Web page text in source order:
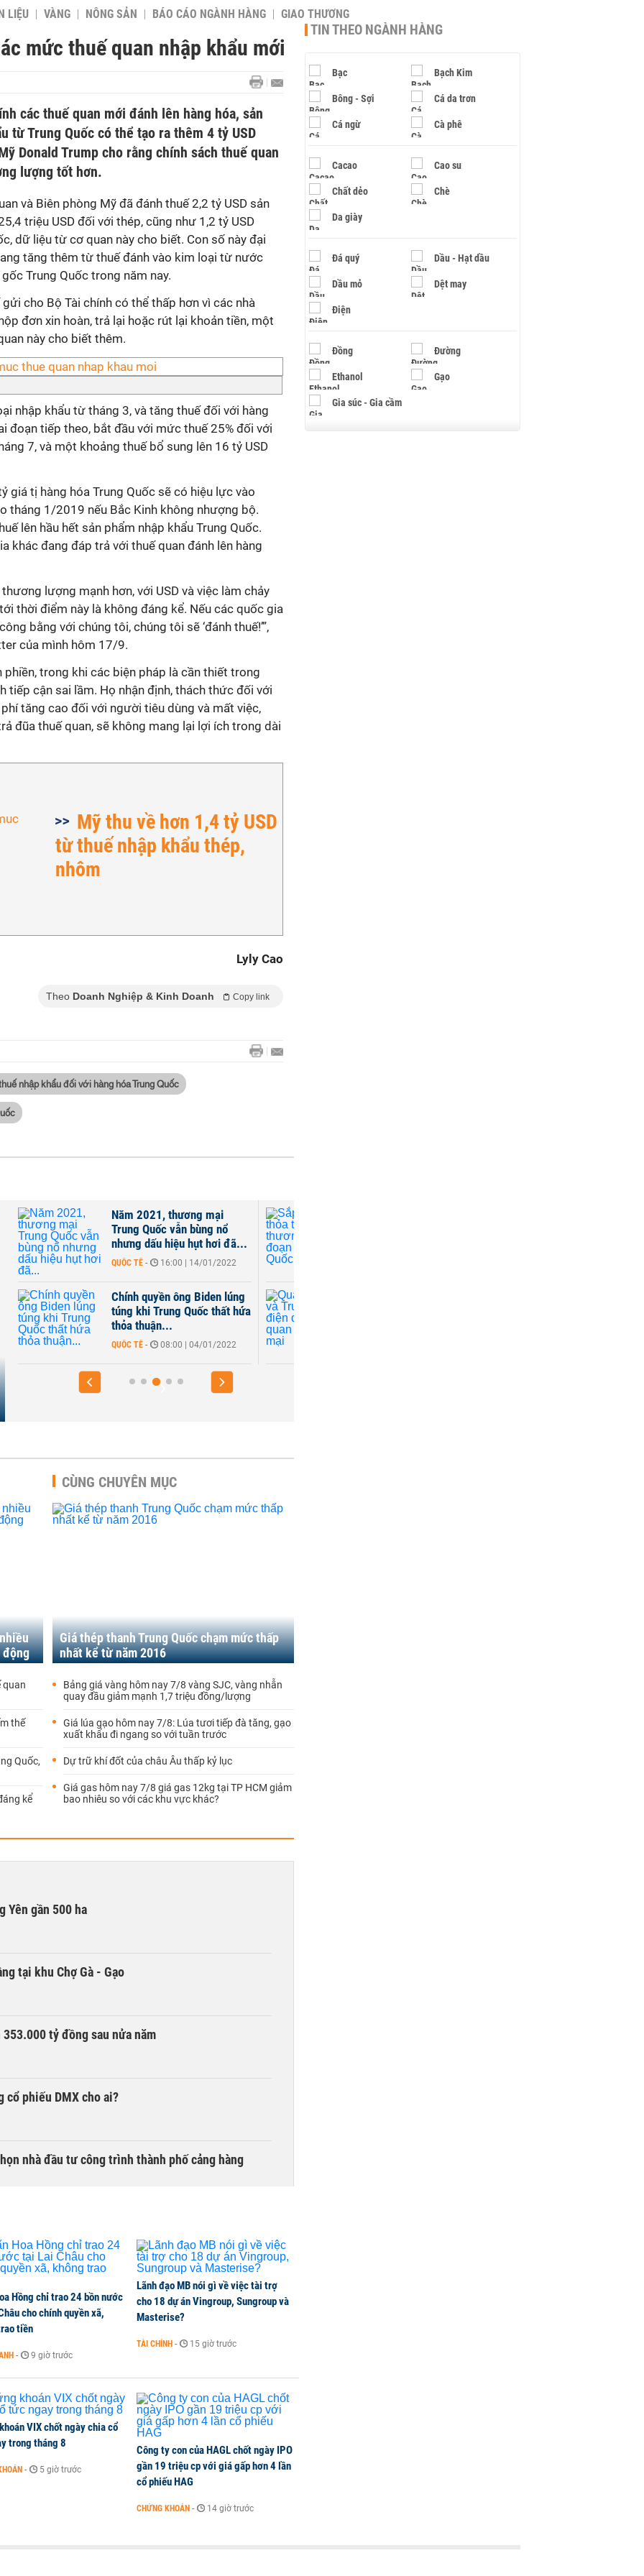
LIỆU VÀNG NÔNG SẢN BÁO CÁO NGÀNH HÀNG GIAO THƯƠNG
mức thuế quan nhập khẩu mới
các thuế quan mới đánh lên hàng hóa, sản
từ Trung Quốc có thể tạo ra thêm 4 tỷ USD
Donald Trump cho rằng chính sách thuế quan
lượng tốt hơn.
và Biên phòng Mỹ đã đánh thuế 2,2 tỷ USD sản
triệu USD đối với thép, cũng như 1,2 tỷ USD
dữ liệu từ cơ quan này cho biết. Con số này đại
tăng thêm từ thuế đánh vào kim loại từ nước
Trung Quốc trong năm nay.
cho Bộ Tài chính có thể thấp hơn vì các nhà
đơn xin hoàn, trả lại hoặc rút lại khoản tiền, một
này cho biết thêm.
nhập khẩu từ tháng 3, và tăng thuế đối với hàng
đoạn tiếp theo, bắt đầu với mức thuế 25% đối với
7, và một khoảng thuế bổ sung lên 16 tỷ USD
giá tị hàng hóa Trung Quốc sẽ có hiệu lực vào
tháng 1/2019 nếu Bắc Kinh không nhượng bộ.
lên hầu hết sản phẩm nhập khẩu Trung Quốc.
khác đang đáp trả với thuế quan đánh lên hàng
lượng mạnh hơn, với USD và việc làm chảy
thời điểm này là không đáng kể. Nếu các quốc gia
bằng với chúng tôi, chúng tôi sẽ ‘đánh thuế!’”,
của mình hôm 17/9.
phiền, trong khi các biện pháp là cần thiết trong
tiếp cận sai lầm. Họ nhận định, thách thức đối với
tăng cao đối với người tiêu dùng và mất việc,
đũa thuế quan, sẽ không mang lại lợi ích trong dài
Mỹ thu về hơn 1,4 tỷ USD
từ thuế nhập khẩu thép,
nhôm
Lyly Cao
Theo Doanh Nghiệp & Kinh Doanh Copy link
nhập khẩu đối với hàng hóa Trung Quốc
Năm 2021, thương mại
Trung Quốc vẫn bùng nổ
nhưng dấu hiệu hụt hơi đã...
QUỐC TẾ - 16:00 | 14/01/2022
Chính quyền ông Biden lúng
túng khi Trung Quốc thất hứa
thỏa thuận...
QUỐC TẾ - 08:00 | 04/01/2022
động
quan
thế
Quốc,
kể
CÙNG CHUYÊN MỤC
Giá thép thanh Trung Quốc chạm mức thấp
nhất kể từ năm 2016
Bảng giá vàng hôm nay 7/8 vàng SJC, vàng nhẫn
quay đầu giảm mạnh 1,7 triệu đồng/lượng
Giá lúa gạo hôm nay 7/8: Lúa tươi tiếp đà tăng, gạo
xuất khẩu đi ngang so với tuần trước
Dự trữ khí đốt của châu Âu thấp kỷ lục
Giá gas hôm nay 7/8 giá gas 12kg tại TP HCM giảm
bao nhiêu so với các khu vực khác?
Yên gần 500 ha
tại khu Chợ Gà - Gạo
tỷ đồng sau nửa năm
cổ phiếu DMX cho ai?
nhà đầu tư công trình thành phố cảng hàng
ai đã mua vào?
lao động công trình đóng BHXH bắt buộc
Khoa bị khởi tố
Hồng chỉ trao 24 bồn nước
cho chính quyền xã,
tiền
- 9 giờ trước
Lãnh đạo MB nói gì về việc tài trợ
cho 18 dự án Vingroup, Sungroup và
Masterise?
TÀI CHÍNH - 15 giờ trước
VIX chốt ngày chia cổ
trong tháng 8
- 5 giờ trước
Công ty con của HAGL chốt ngày IPO
gần 19 triệu cp với giá gấp hơn 4 lần
cổ phiếu HAG
CHỨNG KHOÁN - 14 giờ trước
TIN THEO NGÀNH HÀNG
Bạc Bạch Kim
Bông - Sợi Cá da trơn
Cá ngừ Cà phê
Cacao Cao su
Chất dẻo Chè
Da giày
Đá quý Dầu - Hạt dầu
Dầu mỏ Dệt may
Điện
Đồng Đường
Ethanol Gạo
Gia súc - Gia cầm